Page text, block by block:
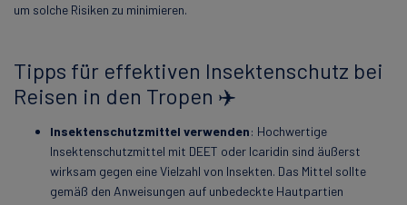
um solche Risiken zu minimieren.
Tipps für effektiven Insektenschutz bei
Reisen in den Tropen ✈️
Insektenschutzmittel verwenden: Hochwertige
Insektenschutzmittel mit DEET oder Icaridin sind äußerst
wirksam gegen eine Vielzahl von Insekten. Das Mittel sollte
gemäß den Anweisungen auf unbedeckte Hautpartien